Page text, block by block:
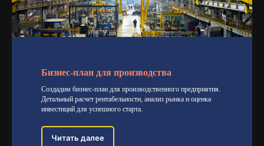
Бизнес-план для производства
Создадим бизнес-план для производственного предприятия.
Детальный расчет рентабельности, анализ рынка и оценка
инвестиций для успешного старта.
Читать далее